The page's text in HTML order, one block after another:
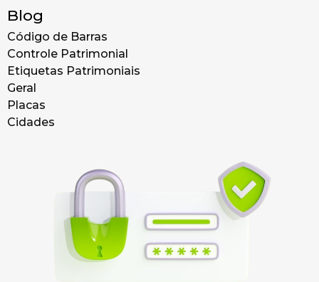
Blog
Código de Barras
Controle Patrimonial
Etiquetas Patrimoniais
Geral
Placas
Cidades